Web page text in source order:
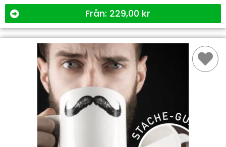
Från: 229,00 kr